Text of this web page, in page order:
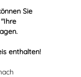
Sie
enthalten!